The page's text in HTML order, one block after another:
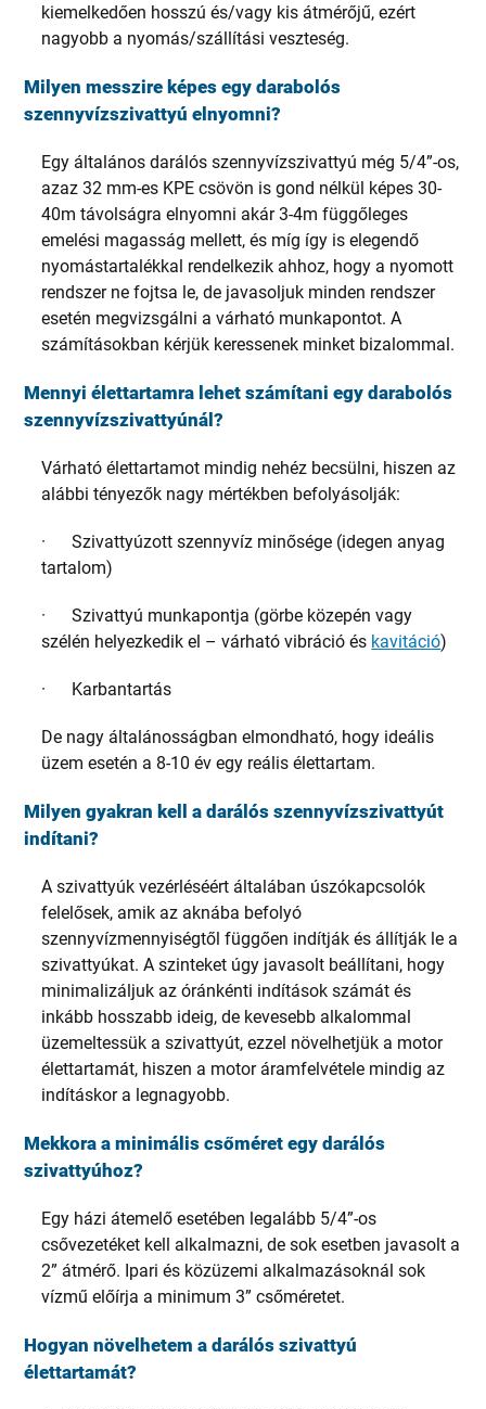
kiemelkedően hosszú és/vagy kis átmérőjű, ezért
nagyobb a nyomás/szállítási veszteség.
Milyen messzire képes egy darabolós
szennyvízszivattyú elnyomni?
Egy általános darálós szennyvízszivattyú még 5/4”-os,
azaz 32 mm-es KPE csövön is gond nélkül képes 30-
40m távolságra elnyomni akár 3-4m függőleges
emelési magasság mellett, és míg így is elegendő
nyomástartalékkal rendelkezik ahhoz, hogy a nyomott
rendszer ne fojtsa le, de javasoljuk minden rendszer
esetén megvizsgálni a várható munkapontot. A
számításokban kérjük keressenek minket bizalommal.
Mennyi élettartamra lehet számítani egy darabolós
szennyvízszivattyúnál?
Várható élettartamot mindig nehéz becsülni, hiszen az
alábbi tényezők nagy mértékben befolyásolják:
· Szivattyúzott szennyvíz minősége (idegen anyag
tartalom)
· Szivattyú munkapontja (görbe közepén vagy
szélén helyezkedik el – várható vibráció és kavitáció)
· Karbantartás
De nagy általánosságban elmondható, hogy ideális
üzem esetén a 8-10 év egy reális élettartam.
Milyen gyakran kell a darálós szennyvízszivattyút
indítani?
A szivattyúk vezérléséért általában úszókapcsolók
felelősek, amik az aknába befolyó
szennyvízmennyiségtől függően indítják és állítják le a
szivattyúkat. A szinteket úgy javasolt beállítani, hogy
minimalizáljuk az óránkénti indítások számát és
inkább hosszabb ideig, de kevesebb alkalommal
üzemeltessük a szivattyút, ezzel növelhetjük a motor
élettartamát, hiszen a motor áramfelvétele mindig az
indításkor a legnagyobb.
Mekkora a minimális csőméret egy darálós
szivattyúhoz?
Egy házi átemelő esetében legalább 5/4”-os
csővezetéket kell alkalmazni, de sok esetben javasolt a
2” átmérő. Ipari és közüzemi alkalmazásoknál sok
vízmű előírja a minimum 3” csőméretet.
Hogyan növelhetem a darálós szivattyú
élettartamát?